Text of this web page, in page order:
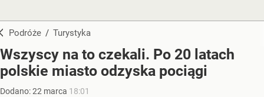
Podróże / Turystyka
Wszyscy na to czekali. Po 20 latach
polskie miasto odzyska pociągi
Dodano:22 marca 18:01